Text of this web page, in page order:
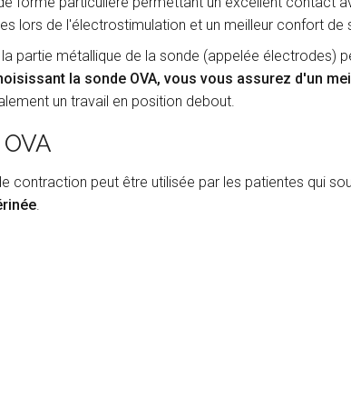
lors de l'électrostimulation et un meilleur confort de
partie métallique de la sonde (appelée électrodes)
la sonde OVA, vous vous assurez d'un
un travail en position debout.
contraction peut être utilisée par les patientes qui
.